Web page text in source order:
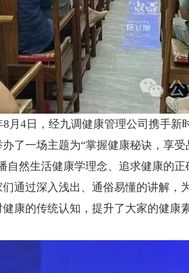
8月4日，经九调健康管理公司携手新
了一场主题为“掌握健康秘诀，享受
自然生活健康学理念、追求健康的正
通过深入浅出、通俗易懂的讲解，
康的传统认知，提升了大家的健康